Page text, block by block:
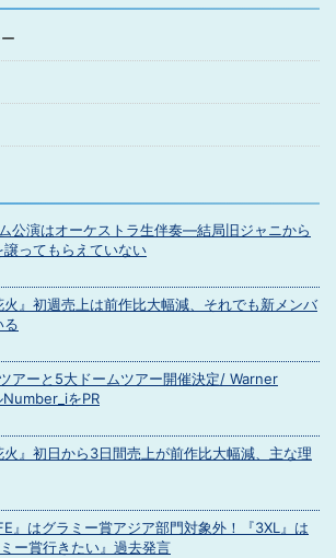
公演はオーケストラ生伴奏―結局旧ジャニから
ってもらえていない
』初週売上は前作比大幅減、それでも新メンバ
る
アーと5大ドームツアー開催決定/ Warner
をPR
』初日から3日間売上が前作比大幅減、主な理
』はグラミー賞アジア部門対象外！『3XL』は
ー賞行きたい』過去発言